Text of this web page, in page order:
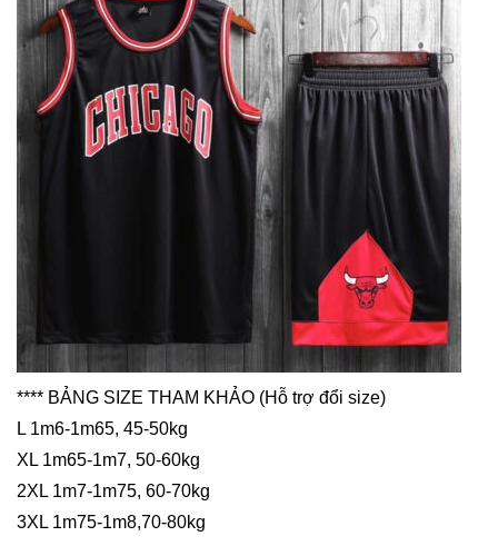
**** BẢNG SIZE THAM KHẢO (Hỗ trợ đổi size)
L 1m6-1m65, 45-50kg
XL 1m65-1m7, 50-60kg
2XL 1m7-1m75, 60-70kg
3XL 1m75-1m8,70-80kg